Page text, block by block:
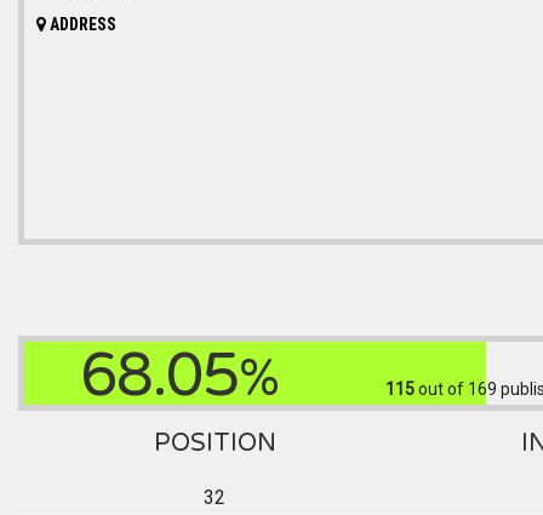
ADDRESS
68.05% 115out of 169
POSITION
32